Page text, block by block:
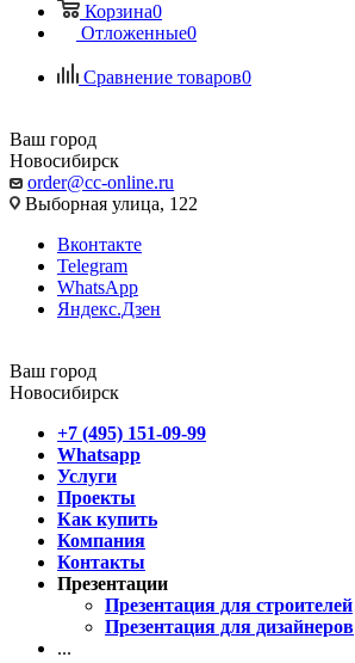
Корзина0
Отложенные0
Сравнение товаров0
Ваш город
Новосибирск
order@cc-online.ru
Выборная улица, 122
Вконтакте
Telegram
WhatsApp
Яндекс.Дзен
Ваш город
Новосибирск
+7 (495) 151-09-99
Whatsapp
Услуги
Проекты
Как купить
Компания
Контакты
Презентации
Презентация для строителей
Презентация для дизайнеров
...